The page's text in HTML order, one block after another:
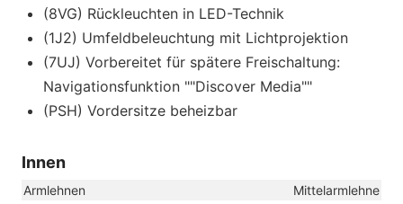
(8VG) Rückleuchten in LED-Technik
(1J2) Umfeldbeleuchtung mit Lichtprojektion
(7UJ) Vorbereitet für spätere Freischaltung:
Navigationsfunktion ""Discover Media""
(PSH) Vordersitze beheizbar
Innen
Armlehnen
Mittelarmlehne